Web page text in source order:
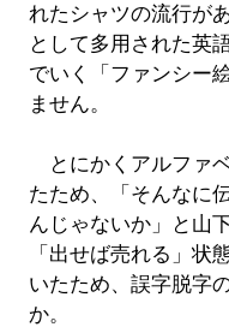
れたシャツの流行が
として多用された英
でいく「ファンシー
ません。
とにかくアルファ
たため、「そんなに
んじゃないか」と山
「出せば売れる」状
いたため、誤字脱字
か。